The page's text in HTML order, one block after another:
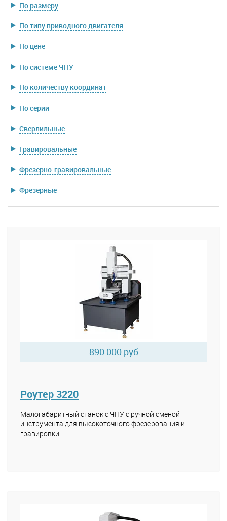
По размеру
По типу приводного двигателя
По цене
По системе ЧПУ
По количеству координат
По серии
Сверлильные
Гравировальные
Фрезерно-гравировальные
Фрезерные
890 000 руб
Роутер 3220
Малогабаритный станок с ЧПУ с ручной сменой
инструмента для высокоточного фрезерования и
гравировки